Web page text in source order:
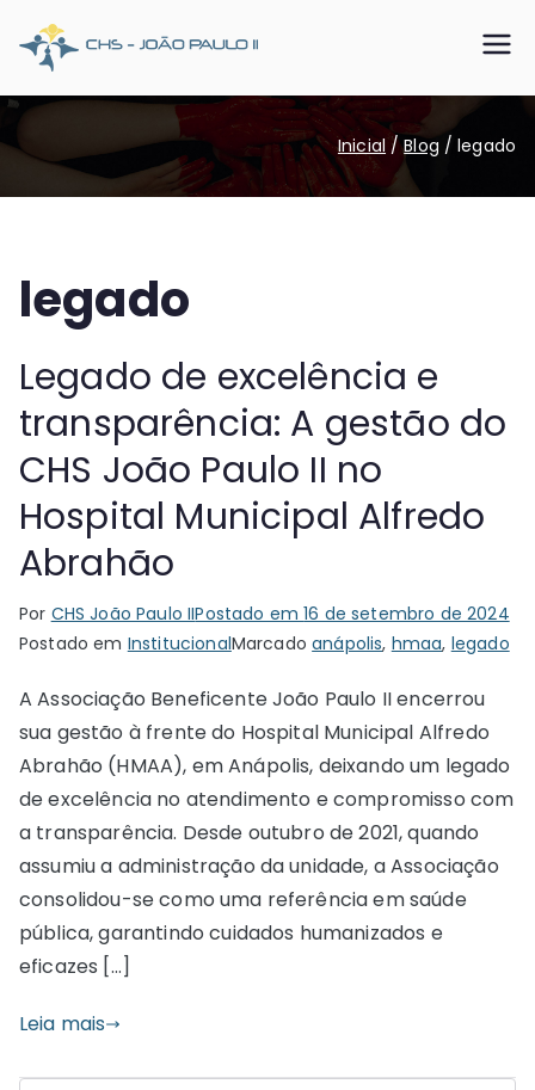
para
conteúdo
CHS João
Paulo II
Somos o SUS que dá certo
Inicial Blog legado
legado
Legado de excelência e
transparência: A gestão do
CHS João Paulo II no
Hospital Municipal Alfredo
Abrahão
Por CHS João Paulo IIPostado em16 de setembro de 2024
Postado em InstitucionalMarcadoanápolis, hmaa, legado
A Associação Beneficente João Paulo II encerrou
sua gestão à frente do Hospital Municipal Alfredo
Abrahão (HMAA), em Anápolis, deixando um legado
de excelência no atendimento e compromisso com
a transparência. Desde outubro de 2021, quando
assumiu a administração da unidade, a Associação
consolidou-se como uma referência em saúde
pública, garantindo cuidados humanizados e
eficazes […]
Leia mais